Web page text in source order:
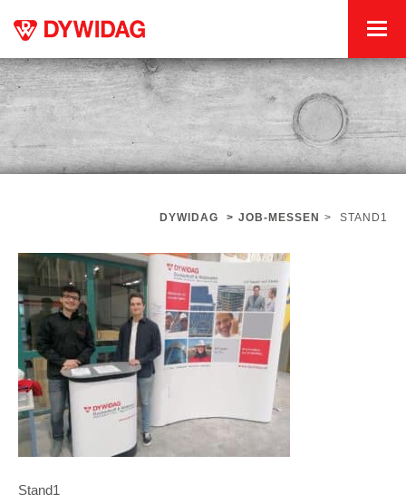
DYWIDAG > JOB-MESSEN > STAND1
Stand1